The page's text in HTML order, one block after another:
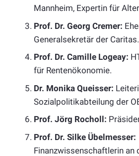
Mannheim, Expertin für
Prof. Dr. Georg Cremer:
Generalsekretär der Caritas.
Prof. Dr. Camille Logeay:
für Rentenökonomie.
Dr. Monika Queisser:
Sozialpolitikabteilung der
Prof. Jörg Rocholl:
Prof. Dr. Silke Übelmesser:
Finanzwissenschaftlerin an